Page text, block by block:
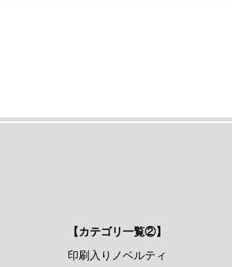
【カテゴリ一覧②】
印刷入りノベルティ